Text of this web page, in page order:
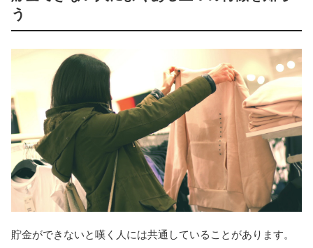
う
貯金ができないと嘆く人には共通していることがあります。